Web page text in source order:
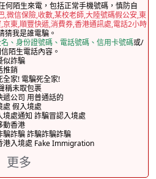
何陌生來電，包括正常手機號碼，慎防自
,微信保險,收數,某校老師,大陸號碼假公安,東
東,順豐快遞,消費券,香港通訊處,電話2小時
猜我是誰電騙。
、身份證號碼、電話號碼、信用卡號碼或/
陌生電話內容。
似詐騙
推銷
全家! 電騙死全家!
稱未取包裹
遞公司 用普通話的
處 假入境處
境處通知 詐騙冒認入境處
動香港
騙詐騙 詐騙詐騙詐騙
港入境處 Fake Immigration
更多